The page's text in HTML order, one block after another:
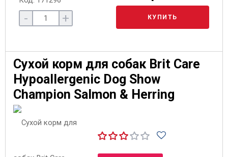
- + КУПИТЬ
Сухой корм для собак Brit Care
Hypoallergenic Dog Show
Champion Salmon & Herring